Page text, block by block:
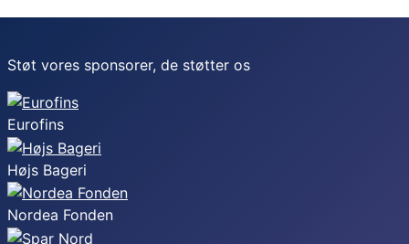
Støt vores sponsorer, de støtter os
Eurofins
Højs Bageri
Nordea Fonden